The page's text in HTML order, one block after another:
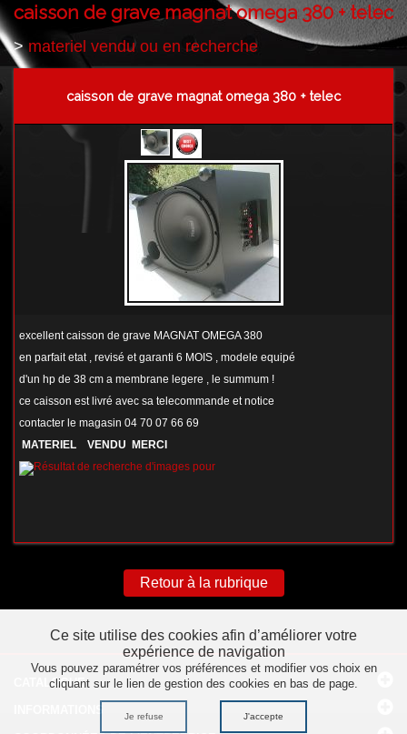
caisson de grave magnat omega 380 + telec
>materiel vendu ou en recherche
caisson de grave magnat omega 380 + telec
excellent caisson de grave MAGNAT OMEGA 380
en parfait etat , revisé et garanti 6 MOIS , modele equipé
d'un hp de 38 cm a membrane legere , le summum !
ce caisson est livré avec sa telecommande et notice
contacter le magasin 04 70 07 66 69
MATERIEL VENDU MERCI
Retour à la rubrique
CATALOGUE
Ce site utilise des cookies afin d’améliorer votre
expérience de navigation
Vous pouvez paramétrer vos préférences et modifier vos choix en
cliquant sur le lien de gestion des cookies en bas de page.
Je refuse J'accepte